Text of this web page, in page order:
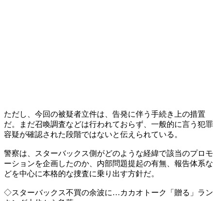
ただし、今回の被疑者立件は、告発に伴う手続き上の措置
だ。まだ召喚調査などは行われておらず、一般的に言う犯罪
容疑が確認された段階ではないと伝えられている。
警察は、スターバックス側がどのような経緯で該当のプロモ
ーションを企画したのか、内部問題提起の有無、報告体系な
どを中心に本格的な捜査に乗り出す方針だ。
◇スターバックス不買の余波に…カカオトーク「贈る」ラン